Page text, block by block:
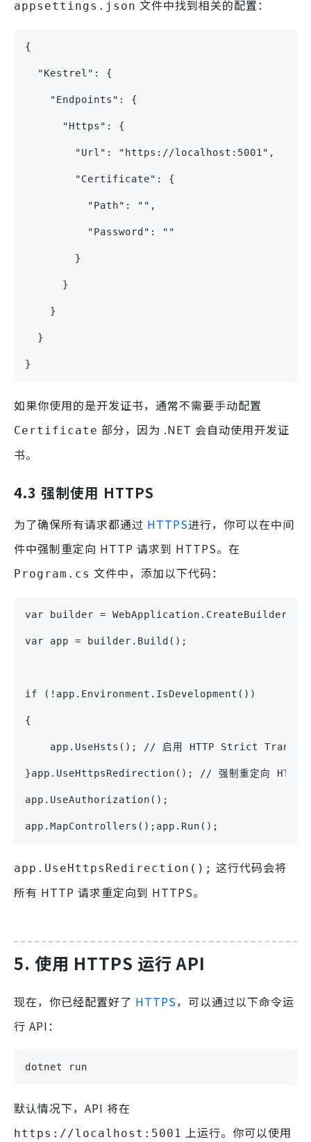
appsettings.json 文件中找到相关的配置：
{
  "Kestrel": {
    "Endpoints": {
      "Https": {
        "Url": "https://localhost:5001",
        "Certificate": {
          "Path": "",
          "Password": ""
        }
      }
    }
  }
}
如果你使用的是开发证书，通常不需要手动配置
Certificate 部分，因为 .NET 会自动使用开发证
书。
4.3 强制使用 HTTPS
为了确保所有请求都通过 HTTPS进行，你可以在中间
件中强制重定向 HTTP 请求到 HTTPS。在
Program.cs 文件中，添加以下代码：
var builder =
var app = builder.Build();
if (!app.Environment.IsDevelopment())
{
app.UseHsts(); // 启用 HTTP Strict
}app.UseHttpsRedirection(); // 强制重定向 HTTP
app.UseAuthorization();
app.MapControllers();app.Run();
app.UseHttpsRedirection(); 这行代码会将
所有 HTTP 请求重定向到 HTTPS。
5. 使用 HTTPS 运行 API
现在，你已经配置好了 HTTPS，可以通过以下命令运
行 API：
dotnet run
默认情况下，API 将在
https://localhost:5001 上运行。你可以使用